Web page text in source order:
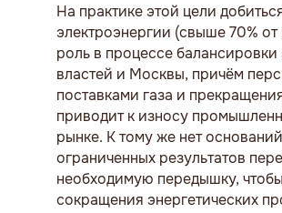
На практике этой цели
электроэнергии (свыше 70%
роль в процессе
властей и Москвы, причём
поставками газа и
приводит к износу
рынке. К тому же нет
ограниченных результатов
необходимую передышку,
сокращения энергетических